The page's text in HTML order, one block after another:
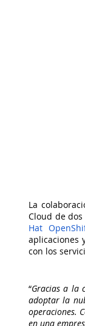
La
Cloud de
Hat
aplicaciones
con los
“Gracias a la
adoptar la
operaciones.
en una